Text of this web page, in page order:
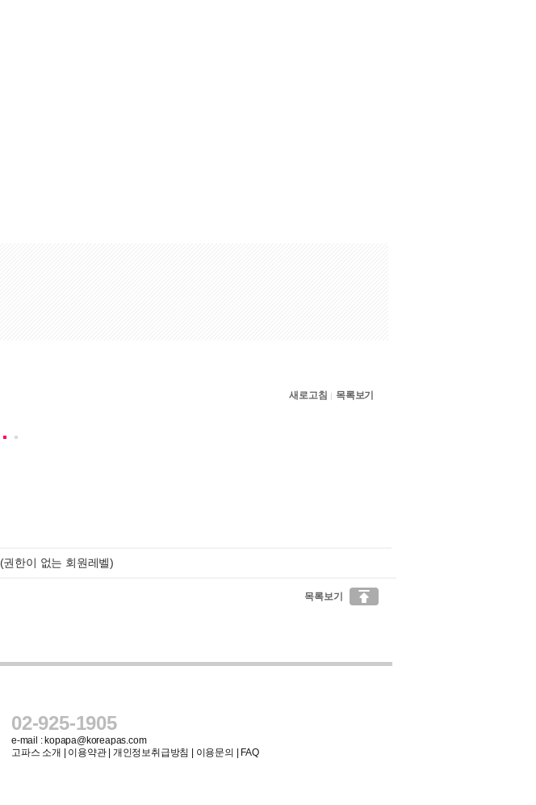
새로고침 | 목록보기
(권한이 없는 회원레벨)
목록보기 
02-925-1905
e-mail : kopapa@koreapas.com
고파스 소개
이용약관| 개인정보취급방침 이용문의 FAQ